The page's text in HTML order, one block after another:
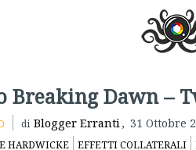
Breaking Dawn –
di Blogger Erranti , 31 Ottobre
HARDWICKE EFFETTI COLLATERALI